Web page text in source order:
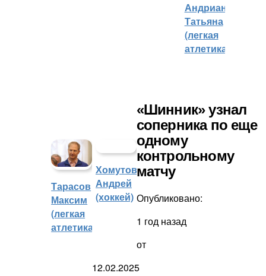
Андрианова
Татьяна
(легкая
атлетика)
Тарасов
Максим
(легкая
атлетика)
Хомутов
Андрей
(хоккей)
«Шинник» узнал
соперника по еще
одному
контрольному
матчу
Опубликовано:
1 год назад
от
12.02.2025